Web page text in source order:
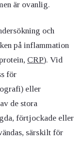
är ovanlig.
och
på inflammation
CRP). Vid
för
eller
de stora
förtjockade eller
särskilt för